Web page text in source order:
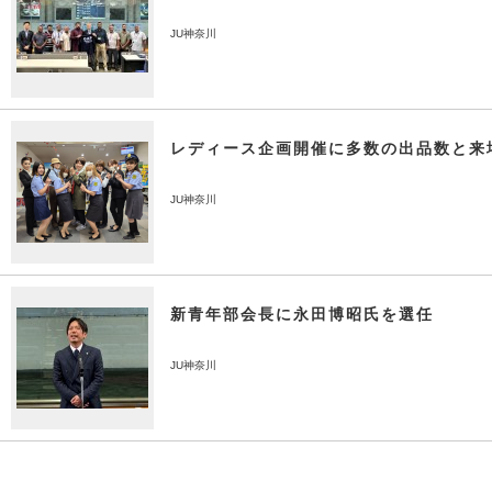
JU神奈川
レディース企画開催に多数の出品数と来
JU神奈川
新青年部会長に永田博昭氏を選任
JU神奈川